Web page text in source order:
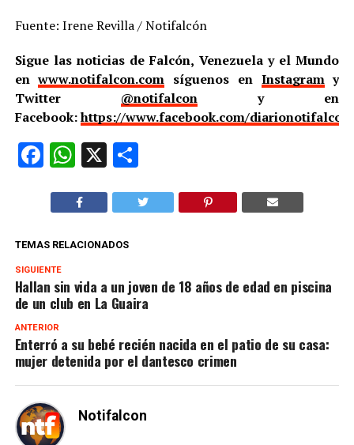
Fuente: Irene Revilla / Notifalcón
Sigue las noticias de Falcón, Venezuela y el Mundo
enwww.notifalcon.com síguenos en Instagramy
Twitter @notifalcony en
Facebook:https://www.facebook.com/
Facebook
WhatsApp
X Compartir
TEMAS RELACIONADOS
SIGUIENTE
Hallan sin vida a un joven de 18 años de edad en piscina
de un club en La Guaira
ANTERIOR
Enterró a su bebé recién nacida en el patio de su casa:
mujer detenida por el dantesco crimen
Notifalcon